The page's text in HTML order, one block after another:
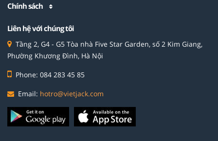
Chính sách
Liên hệ với chúng tôi
Tầng 2, G4 - G5 Tòa nhà Five Star Garden, số 2 Kim Giang,
Phường Khương Đình, Hà Nội
Phone: 084 283 45 85
Email: hotro@vietjack.com